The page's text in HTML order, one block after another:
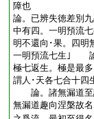
障也
論。已辨失徳差別
中有四。一明預流
明不還向･果。四明
一明預流七生｣ 論
極七返生。極是最
謂人･天各七合十四
論。諸無漏道至
無漏道趣向涅槃故